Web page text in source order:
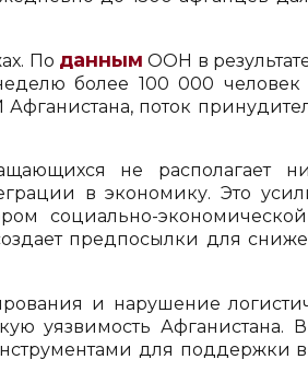
По данным ООН в
более 100 000
поток
не располагает
в экономику. Это
социально-
предпосылки для
и нарушение
уязвимость Афганистана. В
для поддержки